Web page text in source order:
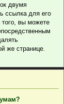
двумя
ссылка для его
того, вы можете
же странице.